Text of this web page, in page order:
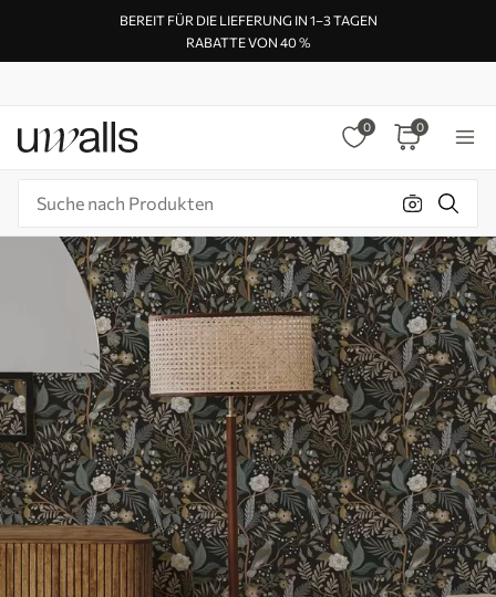
BEREIT FÜR DIE LIEFERUNG IN 1–3 TAGEN
RABATTE VON 40 %
0 0